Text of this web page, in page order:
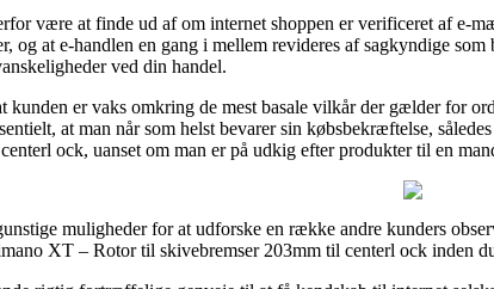
være at finde ud af om internet shoppen er verificeret af e-
og at e-handlen en gang i mellem revideres af sagkyndige
ved din handel.
kunden er vaks omkring de mest basale vilkår der gælder for
at man når som helst bevarer sin købsbekræftelse,
ock, uanset om man er på udkig efter produkter til en
muligheder for at udforske en række andre kunders
XT – Rotor til skivebremser 203mm til centerl ock inden